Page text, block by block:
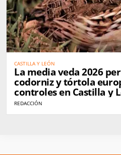
CASTILLA Y LEÓN
La media veda 2026
codorniz y tórtola
controles en Castilla y
REDACCIÓN